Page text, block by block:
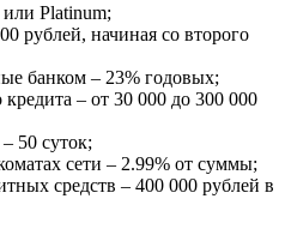
Platinum;
рублей, начиная со второго
банком ‒ 23% годовых;
‒ от 30 000 до 300 000
50 суток;
сети ‒ 2.99% от суммы;
средств ‒ 400 000 рублей в